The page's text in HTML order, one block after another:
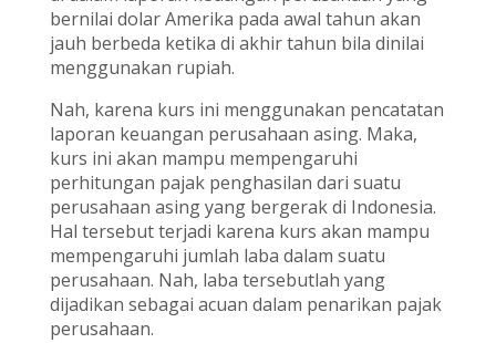
bernilai dolar Amerika pada awal tahun akan
jauh berbeda ketika di akhir tahun bila dinilai
menggunakan rupiah.
Nah, karena kurs ini menggunakan pencatatan
laporan keuangan perusahaan asing. Maka,
kurs ini akan mampu mempengaruhi
perhitungan pajak penghasilan dari suatu
perusahaan asing yang bergerak di Indonesia.
Hal tersebut terjadi karena kurs akan mampu
mempengaruhi jumlah laba dalam suatu
perusahaan. Nah, laba tersebutlah yang
dijadikan sebagai acuan dalam penarikan pajak
perusahaan.